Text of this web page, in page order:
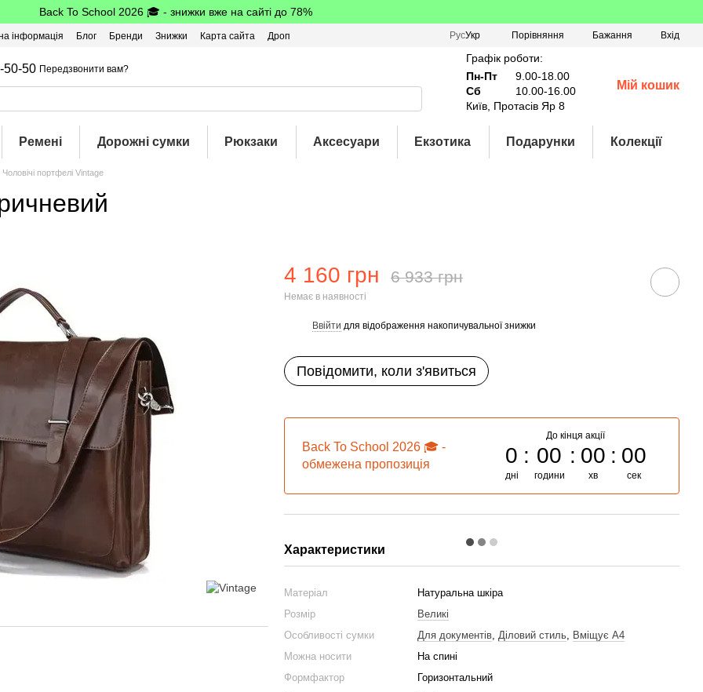
Back To School 2026 🎓 - знижки вже на сайті до 78%
інформація Блог Бренди Знижки Карта сайта
Дроп
РусУкр Порівняння Бажання Вхід
50-50 Передзвонити вам?
Графік роботи:
Пн-Пт
9.00-18.00
Сб
10.00-16.00
Київ, Протасів Яр 8
Мій кошик
Ремені Дорожні сумки Рюкзаки Аксесуари Екзотика Подарунки Колекції
Чоловічі портфелі Vintage
4 160 грн 6 933 грн
Немає в наявності
Ввійти для відображення накопичувальної знижки
Повідомити, коли з'явиться
Back To School 2026 🎓 -
обмежена пропозиція
До кінця акції
0
дні
00
години
00
хв
00
сек
Характеристики
Матеріал
Натуральна шкіра
Розмір
Великі
Особливості сумки
Для документів,Діловий стиль, Вміщує А4
Можна носити
На спині
Формфактор
Горизонтальний